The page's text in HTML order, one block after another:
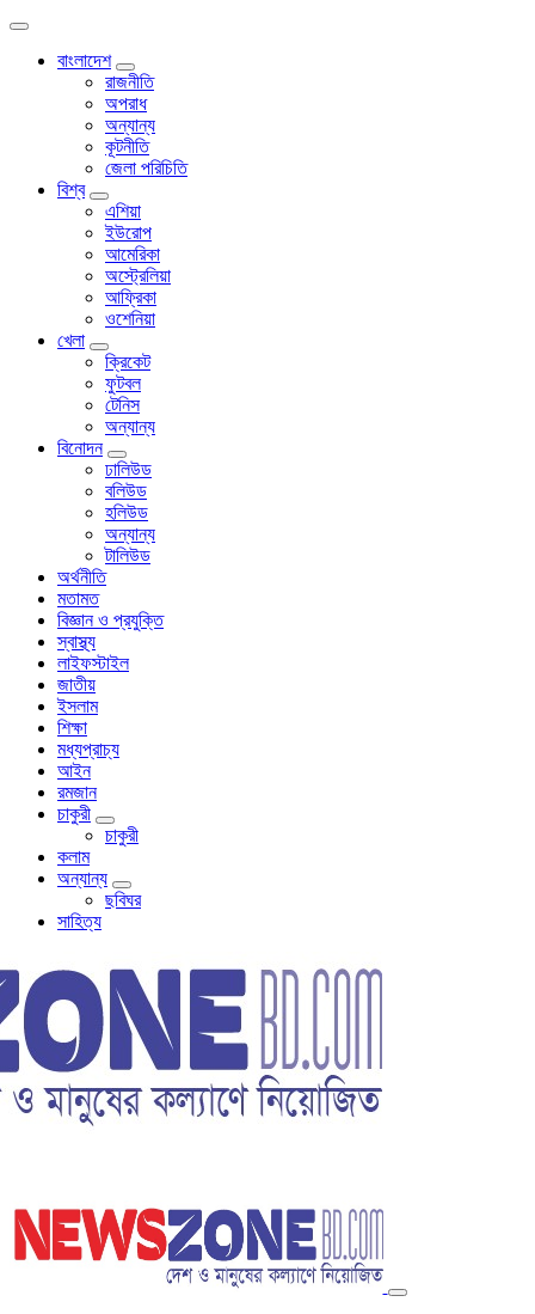
বাংলাদেশ
রাজনীতি
অপরাধ
অন্যান্য
কূটনীতি
জেলা পরিচিতি
বিশ্ব
এশিয়া
ইউরোপ
আমেরিকা
অস্ট্রেলিয়া
আফ্রিকা
ওশেনিয়া
খেলা
ক্রিকেট
ফুটবল
টেনিস
অন্যান্য
বিনোদন
ঢালিউড
বলিউড
হলিউড
অন্যান্য
টালিউড
অর্থনীতি
মতামত
বিজ্ঞান ও প্রযুক্তি
স্বাস্থ্য
লাইফস্টাইল
জাতীয়
ইসলাম
শিক্ষা
মধ্যপ্রাচ্য
আইন
রমজান
চাকুরী
চাকুরী
কলাম
অন্যান্য
ছবিঘর
সাহিত্য